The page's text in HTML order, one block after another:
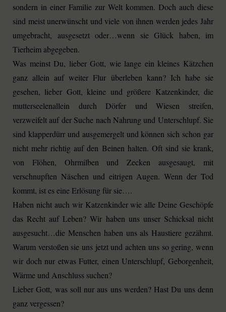
sondern in einer Familie zur Welt kommen. Doch auch diese
sind meist unerwünscht und viele von ihnen werden jedes Jahr
umgebracht, ausgesetzt oder…wenn sie Glück haben, im
Tierheim abgegeben.
Was meinst Du, lieber Gott, wie lange ein kleines Kätzchen
ganz allein auf weiter Flur überleben kann? Ich habe sie
gesehen, lieber Gott, kleine und größere Katzenkinder, die
mutterseelenallein durch Dörfer und Wiesen streifen,
verzweifelt auf der Suche nach Nahrung und Unterschlupf. Sie
sind klapperdürr und ausgemergelt und können sich schon gar
nicht mehr richtig auf den Beinen halten. Oft sind sie krank,
von Flöhen, Ohrmilben und Zecken ausgesaugt, mit
verschnupften Näschen und eitrigen Augen. Wenn der Tod
kommt, ist es eine Erlösung für sie….
Haben nicht auch wir Katzenkinder wie alle Deine Geschöpfe
das Recht auf Leben? Wir haben uns unser Schicksal nicht
ausgesucht…die Menschen haben uns als Haustiere gezähmt.
Warum verstoßen sie uns jetzt und achten uns so gering, wenn
wir doch nur etwas Futter, einen Unterschlupf, Geborgenheit,
Wärme und Anschluss suchen?
Lieber Gott, was soll nur aus uns werden? Hast Du uns denn
ganz vergessen?